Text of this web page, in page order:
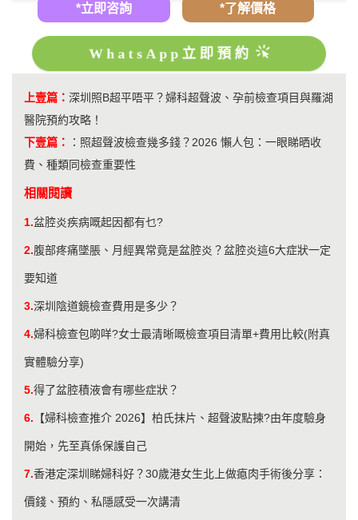
*立即咨詢 *了解價格
WhatsApp立即預約
上壹篇： 深圳照B超平唔平？婦科超聲波、孕前檢查項目與羅湖
醫院預約攻略！
下壹篇：
： 照超聲波檢查幾多錢？2026 懶人包：一眼睇晒收
費、種類同檢查重要性
相關閱讀
1.盆腔炎疾病嘅起因都有乜?
2.腹部疼痛墜脹、月經異常竟是盆腔炎？盆腔炎這6大症狀一定
要知道
3.​深圳陰道鏡檢查費用是多少？
4.婦科檢查包啲咩?女士最清晰嘅檢查項目清單+費用比較(附真
實體驗分享)
5.得了盆腔積液會有哪些症狀？
6. 【婦科檢查推介 2026】柏氏抹片、超聲波點揀?由年度驗身
開始，先至真係保護自己
7.香港定深圳睇婦科好？30歲港女生北上做瘜肉手術後分享：
價錢、預約、私隱感受一次講清